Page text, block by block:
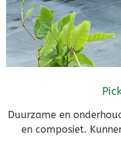
Duurzame en
en composiet.